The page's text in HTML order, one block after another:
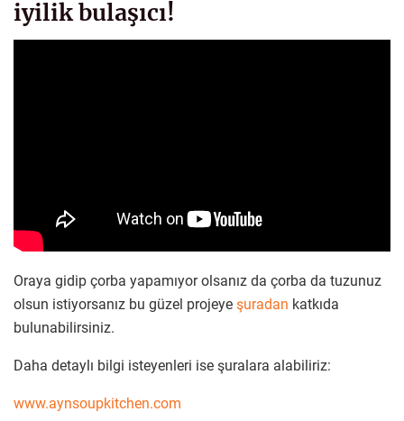
iyilik bulaşıcı!
Oraya gidip çorba yapamıyor olsanız da çorba da tuzunuz
olsun istiyorsanız bu güzel projeye şuradan katkıda
bulunabilirsiniz.
Daha detaylı bilgi isteyenleri ise şuralara alabiliriz:
www.aynsoupkitchen.com